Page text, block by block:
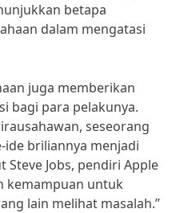
betapa
dalam mengatasi
juga memberikan
bagi para pelakunya.
seseorang
briliannya menjadi
Steve Jobs, pendiri Apple
kemampuan untuk
lain melihat masalah.”